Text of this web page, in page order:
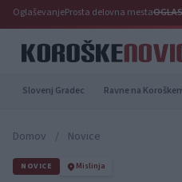
OglaševanjeProsta delovna mesta
Slovenj Gradec Ravne na
Domov / Novice
NOVICE Mislinja